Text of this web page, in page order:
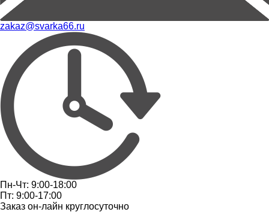
zakaz@svarka66.ru
Пн-Чт: 9:00-18:00
Пт: 9:00-17:00
Заказ он-лайн круглосуточно